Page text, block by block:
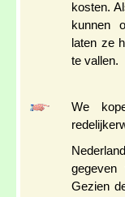
kosten.
kunnen
laten ze
te vallen.
We
Gezien